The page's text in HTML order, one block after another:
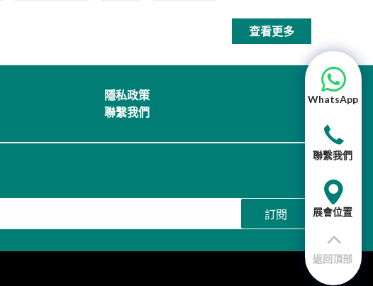
查看更多
隱私政策
聯繫我們
訂閱
WhatsApp
聯繫我們
展會位置
返回頂部